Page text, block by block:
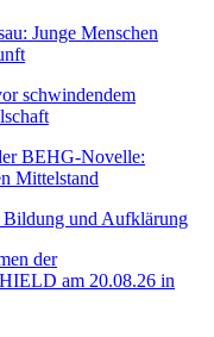
Junge Menschen
schwindendem
BEHG-Novelle:
Mittelstand
Bildung und Aufklärung
der
am 20.08.26 in